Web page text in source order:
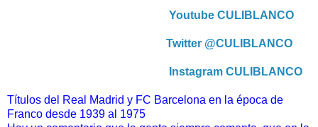
Youtube CULIBLANCO
Twitter @CULIBLANCO
Instagram CULIBLANCO
Títulos del Real Madrid y FC Barcelona en la época de
Franco desde 1939 al 1975